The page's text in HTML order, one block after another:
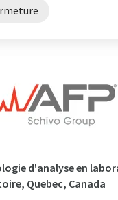
d'analyse en
Quebec, Canada